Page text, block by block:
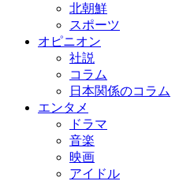
北朝鮮
スポーツ
オピニオン
社説
コラム
日本関係のコラム
エンタメ
ドラマ
音楽
映画
アイドル